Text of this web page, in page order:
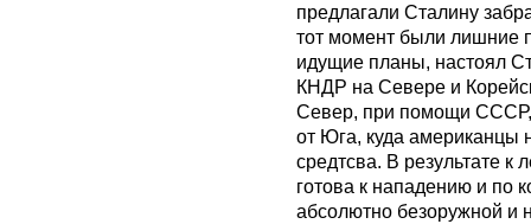
предлагали Сталину
тот момент были лишние
идущие планы, настоял
КНДР на Севере и
Север, при помощи СССР,
от Юга, куда американцы
средтсва. В результате к
готова к нападению и по
абсолютно безоружной и